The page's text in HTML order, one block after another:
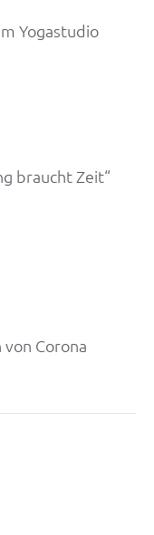
Yogastudio
braucht Zeit“
Corona